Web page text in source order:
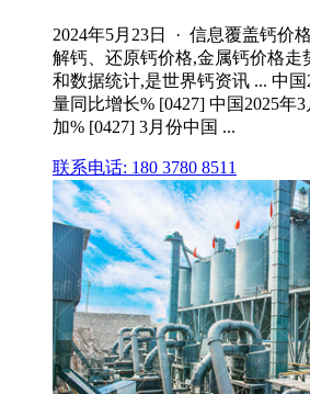
2024年5月23日 · 信息覆盖钙价
解钙、还原钙价格,金属钙价格走
和数据统计,是世界钙资讯 ... 中
量同比增长% [0427] 中国2025年
加% [0427] 3月份中国 ...
联系电话: 180 3780 8511